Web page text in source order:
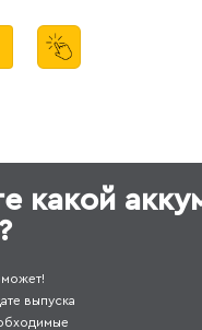
какой
выпуска